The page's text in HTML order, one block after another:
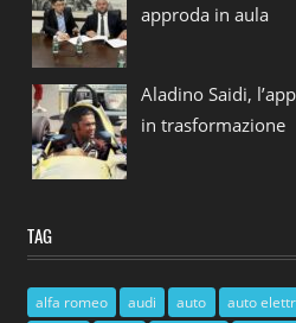
approda in aula
Aladino Saidi,
in trasformazione
TAG
alfa romeo audi auto auto